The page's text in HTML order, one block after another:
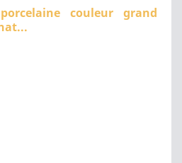
couleur grand